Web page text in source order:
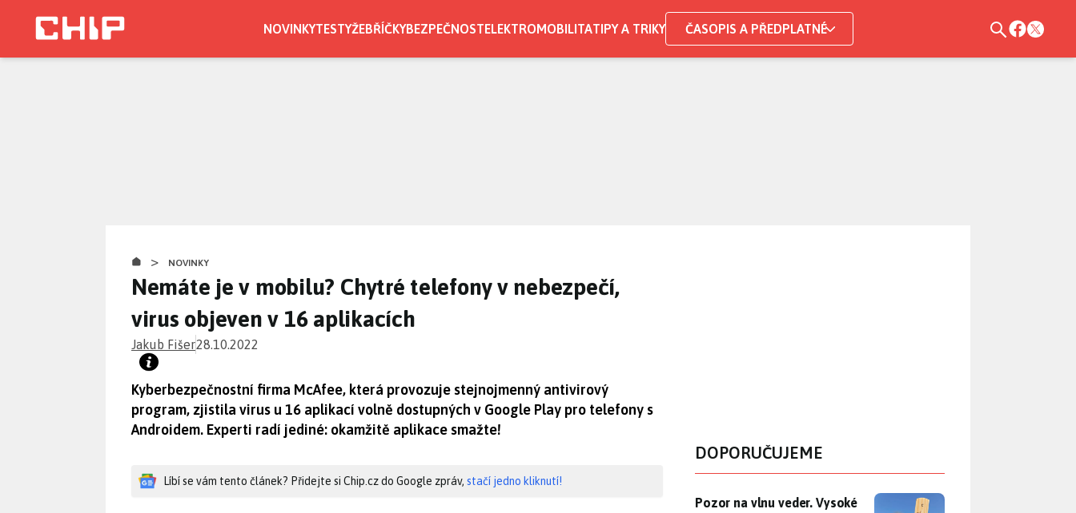
NOVINKYTESTYŽEBŘÍČKYBEZPEČNOSTELEKTROMOBILITATIPY A TRIKY ČASOPIS A PŘEDPLATNÉ
> NOVINKY
Nemáte je v mobilu? Chytré telefony v nebezpečí,
virus objeven v 16 aplikacích
Jakub Fišer28.10.2022
Kyberbezpečnostní firma McAfee, která provozuje stejnojmenný antivirový
program, zjistila virus u 16 aplikací volně dostupných v Google Play pro telefony s
Androidem. Experti radí jediné: okamžitě aplikace smažte!
Líbí se vám tento článek? Přidejte si Chip.cz do Google zpráv, stačí jedno kliknutí!
DOPORUČUJEME
Pozor na vlnu veder. Vysoké letní teploty škodí baterii telefonu,
Pozor na vlnu veder. Vysoké